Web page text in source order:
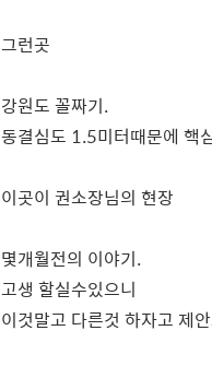
그런곳
강원도 꼴짜기.
동결심도 1.5미터때문에 핵
이곳이 권소장님의 현장
몇개월전의 이야기.
고생 할실수있으니
이것말고 다른것 하자고 제